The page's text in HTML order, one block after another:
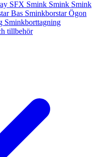
SFX Smink Smink Smink
Bas Sminkborstar Ögon
Sminkborttagning
tillbehör